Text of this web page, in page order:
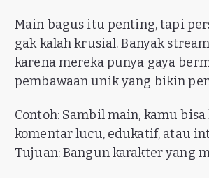
Main bagus itu penting, tapi
gak kalah krusial. Banyak
karena mereka punya gaya
pembawaan unik yang bikin
Contoh: Sambil main, kamu bisa
komentar lucu, edukatif, atau
Tujuan: Bangun karakter yang